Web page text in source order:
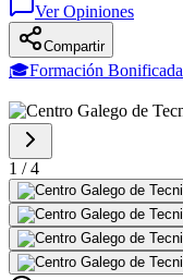
Ver Opiniones
Compartir
🎓Formación Bonificada
1 /4